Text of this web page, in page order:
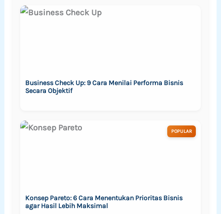
Business Check Up: 9 Cara Menilai Performa Bisnis
Secara Objektif
POPULAR
Konsep Pareto: 6 Cara Menentukan Prioritas Bisnis
agar Hasil Lebih Maksimal